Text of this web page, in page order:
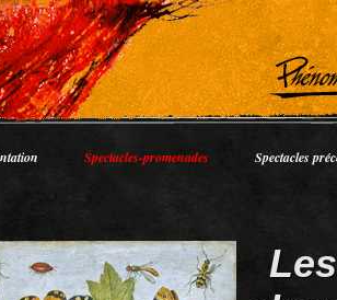
Spectacles-promenades Spectacles